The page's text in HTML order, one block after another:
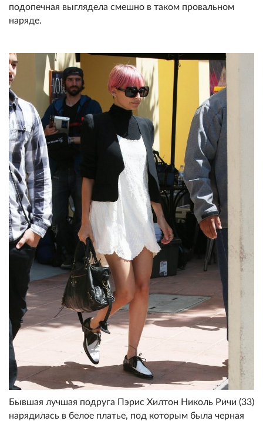
подопечная выглядела смешно в таком провальном
наряде.
Бывшая лучшая подруга Пэрис Хилтон Николь Ричи (33)
нарядилась в белое платье, под которым была черная